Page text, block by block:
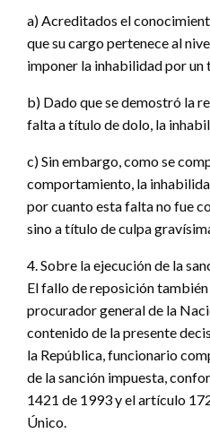
a) Acreditados el
que su cargo pertenece al
imponer la inhabilidad por un
b) Dado que se demostró la
falta a título de dolo, la
c) Sin embargo, como se
comportamiento, la
por cuanto esta falta no fue
sino a título de culpa
4. Sobre la ejecución de la
El fallo de reposición
procurador general de la
contenido de la presente
la República, funcionario
de la sanción impuesta,
1421 de 1993 y el artículo
Único.